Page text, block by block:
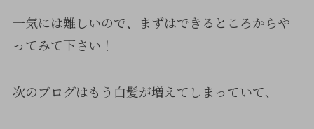
一気には難しいので、まずはできるところからや
ってみて下さい！
次のブログはもう白髪が増えてしまっていて、